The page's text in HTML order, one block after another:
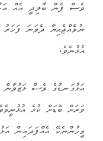
ވެސް ފެން ބާލިދީ އެއް
ނުވެއްޖެއިޔާ ދެވަނަ
އުޅުނެވެ.
އަޅުގަނޑުގެ ވެސް
ވަރަށް ބޮޑަށް ކުޅެ
މީހުންނެކޭ އެއްފަދައިން